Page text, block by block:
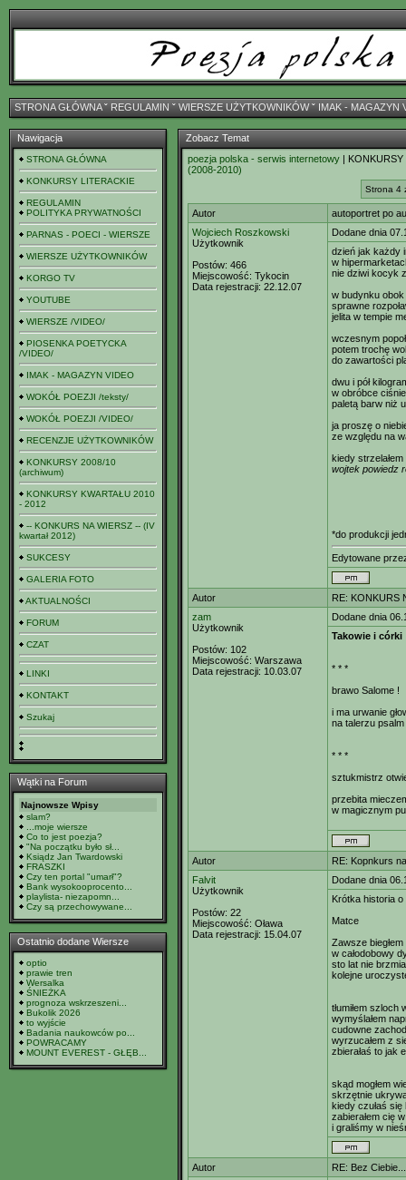
STRONA GŁÓWNAˇ REGULAMIN ˇ WIERSZE UŻYTKOWNIKÓWˇ IMAK - MAGAZYN
Nawigacja
STRONA GŁÓWNA
KONKURSY LITERACKIE
REGULAMIN
POLITYKA PRYWATNOŚCI
PARNAS - POECI - WIERSZE
WIERSZE UŻYTKOWNIKÓW
KORGO TV
YOUTUBE
WIERSZE /VIDEO/
PIOSENKA POETYCKA
/VIDEO/
IMAK - MAGAZYN VIDEO
WOKÓŁ POEZJI /teksty/
WOKÓŁ POEZJI /VIDEO/
RECENZJE UŻYTKOWNIKÓW
KONKURSY 2008/10
(archiwum)
KONKURSY KWARTAŁU 2010
- 2012
-- KONKURS NA WIERSZ -- (IV
kwartał 2012)
SUKCESY
GALERIA FOTO
AKTUALNOŚCI
FORUM
CZAT
LINKI
KONTAKT
Szukaj
Wątki na Forum
Najnowsze Wpisy
slam?
...moje wiersze
Co to jest poezja?
"Na początku było sł...
Ksiądz Jan Twardowski
FRASZKI
Czy ten portal "umarł"?
Bank wysokooprocento...
playlista- niezapomn...
Czy są przechowywane...
Ostatnio dodane Wiersze
optio
prawie tren
Wersalka
ŚNIEŻKA
prognoza wskrzeszeni...
Bukolik 2026
to wyjście
Badania naukowców po...
POWRACAMY
MOUNT EVEREST - GŁĘB...
Zobacz Temat
poezja polska - serwis internetowy |
(2008-2010)
Strona 4
Autor
autoportret po
Wojciech Roszkowski
Użytkownik
Postów: 466
Miejscowość: Tykocin
Data rejestracji: 22.12.07
Dodane dnia
dzień jak każdy
w
nie dziwi kocyk
w budynku obok
sprawne
jelita w tempie
wczesnym
potem trochę
do zawartości
dwu i pół
w obróbce
paletą barw niż
ja proszę o
ze względu na
kiedy
wojtek powiedz
*do produkcji
Edytowane
Autor
RE: KONKURS
zam
Użytkownik
Postów: 102
Miejscowość: Warszawa
Data rejestracji: 10.03.07
Dodane dnia
Takowie i córki
* * *
brawo Salome !
i ma urwanie
na talerzu psalm
* * *
sztukmistrz
przebita
w magicznym
Autor
RE: Kopnkurs
Falvit
Użytkownik
Postów: 22
Miejscowość: Oława
Data rejestracji: 15.04.07
Dodane dnia
Krótka historia
Matce
Zawsze
w całodobowy
sto lat nie
kolejne
tłumiłem
wymyślałem
cudowne
wyrzucałem z
zbierałaś to jak
skąd mogłem
skrzętnie
kiedy czułaś się
zabierałem cię
i graliśmy w
Autor
RE: Bez Ciebie...